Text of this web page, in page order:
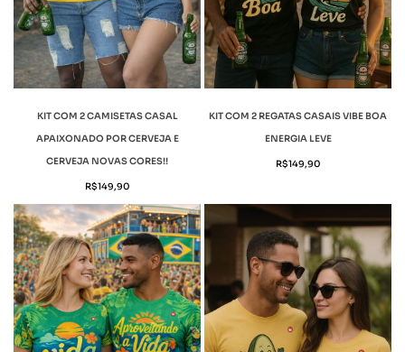
KIT COM 2 CAMISETAS CASAL
APAIXONADO POR CERVEJA E
CERVEJA NOVAS CORES!!
R$149,90
KIT COM 2 REGATAS CASAIS VIBE BOA
ENERGIA LEVE
R$149,90